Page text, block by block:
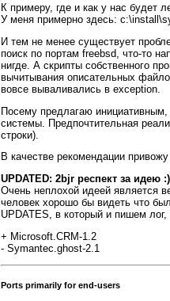
К примеру, где и как у нас будет
У меня примерно здесь:
И тем не менее существует
поиск по портам freebsd, что-то
нигде. А скрипты собственного
вычитывания описательных
вовсе вываливались в exception.
Посему предлагаю
системы. Предпочтительная
строки).
В качестве рекомендации
UPDATED: 2bjr респект за идею :)
Очень неплохой идеей является
человек хорошо бы видеть что
UPDATES, в который и пишем
+ Microsoft.CRM-1.2
- Symantec.ghost-2.1
Ports primarily for end-users